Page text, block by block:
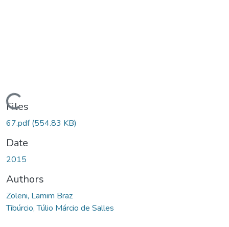
Files
67.pdf(554.83 KB)
Date
2015
Authors
Zoleni, Lamim Braz
Tibúrcio, Túlio Márcio de Salles